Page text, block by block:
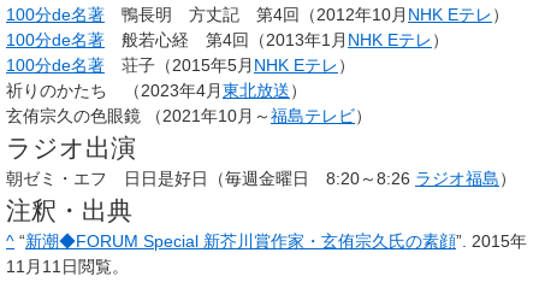
100分de名著 鴨長明 方丈記 第4回（2012年10月 NHK Eテレ）
100分de名著 般若心経 第4回（2013年1月 NHK Eテレ）
100分de名著 荘子（2015年5月 NHK Eテレ）
祈りのかたち （2023年4月東北放送）
玄侑宗久の色眼鏡 （2021年10月～福島テレビ）
ラジオ出演
朝ゼミ・エフ 日日是好日（毎週金曜日 8:20～8:26 ラジオ福島）
注釈・出典
^ “新潮◆FORUM Special 新芥川賞作家・玄侑宗久氏の素顔”. 2015年
11月11日閲覧。